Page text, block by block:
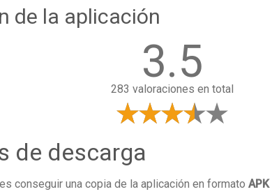
de la aplicación
3.5
283 valoraciones en total
de descarga
conseguir una copia de la aplicación en formato APK